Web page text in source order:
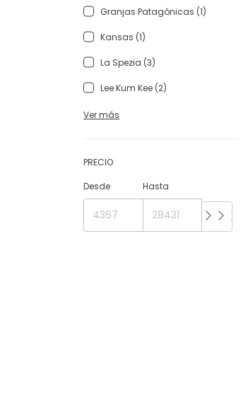
Granjas Patagónicas (1)
Kansas (1)
La Spezia (3)
Lee Kum Kee (2)
Ver más
PRECIO
Desde
Hasta